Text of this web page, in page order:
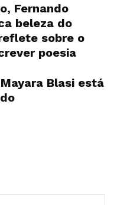
Fernando
beleza do
sobre o
poesia
Blasi está